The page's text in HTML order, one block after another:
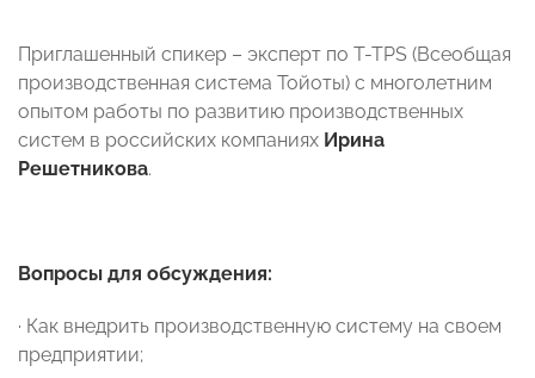
Приглашенный спикер – эксперт по T-TPS (Всеобщая
производственная система Тойоты) с многолетним
опытом работы по развитию производственных
систем в российских компаниях Ирина
Решетникова.
Вопросы для обсуждения:
· Как внедрить производственную систему на своем
предприятии;